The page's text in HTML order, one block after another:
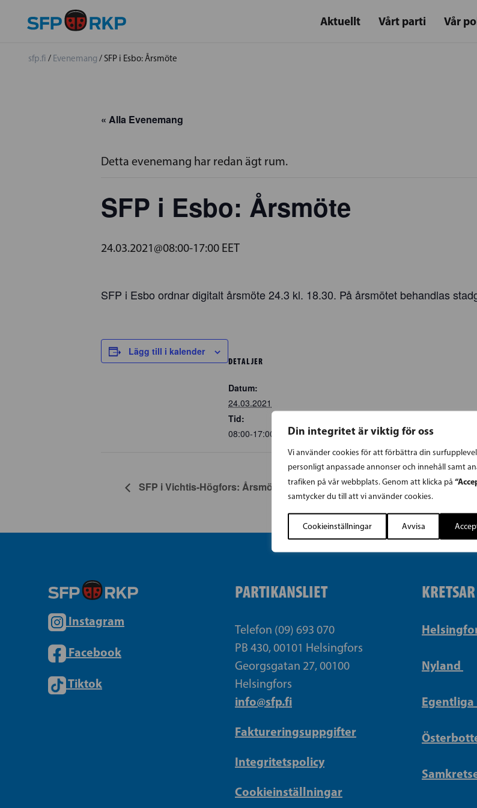
Din integritet är viktig för oss
Vi använder cookies för att förbättra din
personligt anpassade annonser och innehåll samt
trafiken på vår webbplats. Genom att klicka på
samtycker du till att vi använder cookies.
Cookieinställningar Avvisa
Aktuellt Vårt parti Vår
sfp.fi / Evenemang / SFP i Esbo: Årsmöte
« Alla Evenemang
Detta evenemang har redan ägt rum.
SFP i Esbo: Årsmöte
24.03.2021@08:00-17:00 EET
SFP i Esbo ordnar digitalt årsmöte 24.3 kl. 18.30. På årsmötet behandlas
Lägg till i kalender
DETALJER
Datum:
24.03.2021
Tid:
08:00-17:00
EET
SFP i Vichtis-Högfors: Årsmöte
Instagram
Facebook
Tiktok
PARTIKANSLIET
Telefon (09) 693 070
PB 430, 00101 Helsingfors
Georgsgatan 27, 00100
Helsingfors
info@sfp.fi
Faktureringsuppgifter
Integritetspolicy
Cookieinställningar
KRETSAR
Nyland